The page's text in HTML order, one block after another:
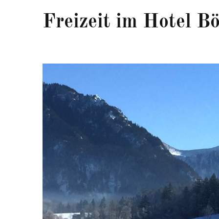
Freizeit im Hotel